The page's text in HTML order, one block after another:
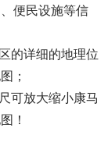
便民设施等信
的详细的地理位
；
可放大缩小康马
！